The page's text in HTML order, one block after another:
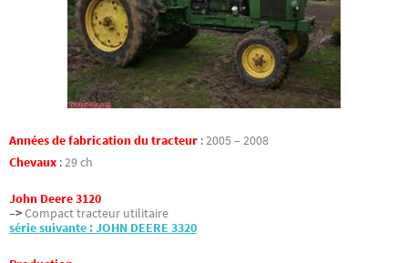
Années de fabrication du tracteur :2005 – 2008
Chevaux :29 ch
John Deere 3120
–>Compact tracteur utilitaire
série suivante : JOHN DEERE 3320